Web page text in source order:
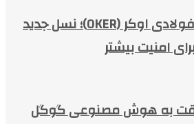
معرفی کرکره فولادی اوکر (OKER)؛ نسل جدید
امنیت بیشتر
به هوش مصنوعی گوگل